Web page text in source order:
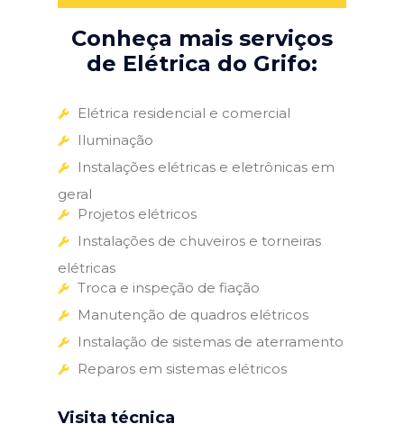
Conheça mais serviços
de Elétrica do Grifo:
Elétrica residencial e comercial
Iluminação
Instalações elétricas e eletrônicas em
geral
Projetos elétricos
Instalações de chuveiros e torneiras
elétricas
Troca e inspeção de fiação
Manutenção de quadros elétricos
Instalação de sistemas de aterramento
Reparos em sistemas elétricos
Visita técnica